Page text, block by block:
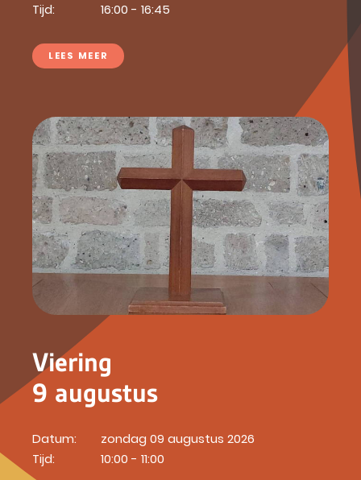
Tijd: 16:00 - 16:45
LEES MEER
Viering
9 augustus
Datum:
Tijd:
zondag 09 augustus 2026
10:00 - 11:00